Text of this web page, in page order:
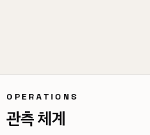
OPERATIONS
관측 체계